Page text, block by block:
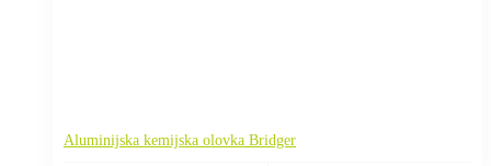
Aluminijska kemijska olovka Bridger